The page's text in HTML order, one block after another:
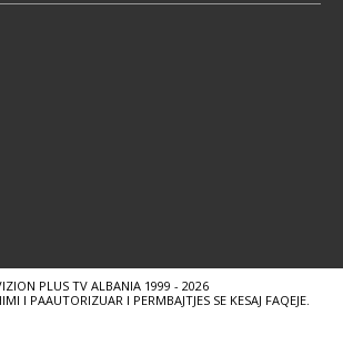
PLUS TV ALBANIA 1999 - 2026
I PAAUTORIZUAR I PERMBAJTJES SE KESAJ FAQEJE.